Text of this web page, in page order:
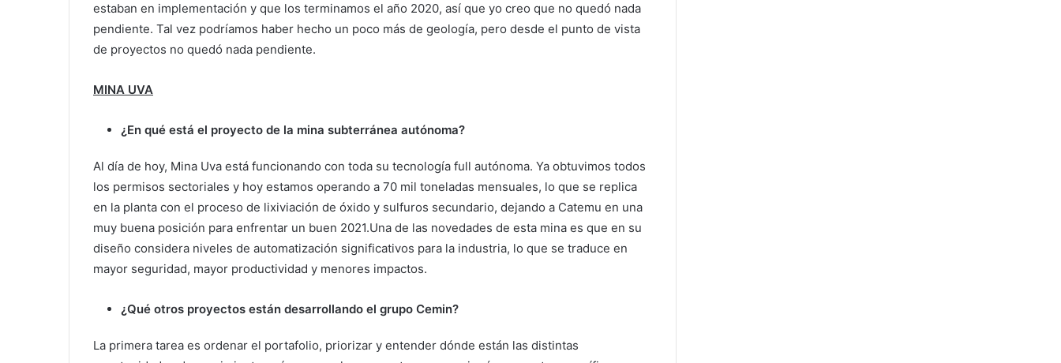
estaban en implementación y que los terminamos el año 2020, así que yo creo que no quedó nada
pendiente. Tal vez podríamos haber hecho un poco más de geología, pero desde el punto de vista
de proyectos no quedó nada pendiente.
MINA UVA
¿En qué está el proyecto de la mina subterránea autónoma?
Al día de hoy, Mina Uva está funcionando con toda su tecnología full autónoma. Ya obtuvimos todos
los permisos sectoriales y hoy estamos operando a 70 mil toneladas mensuales, lo que se replica
en la planta con el proceso de lixiviación de óxido y sulfuros secundario, dejando a Catemu en una
muy buena posición para enfrentar un buen 2021.Una de las novedades de esta mina es que en su
diseño considera niveles de automatización significativos para la industria, lo que se traduce en
mayor seguridad, mayor productividad y menores impactos.
¿Qué otros proyectos están desarrollando el grupo Cemin?
La primera tarea es ordenar el portafolio, priorizar y entender dónde están las distintas